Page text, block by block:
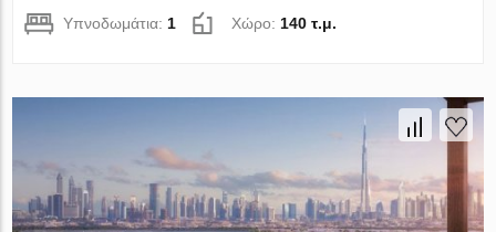
Υπνοδωμάτια:1 Χώρο:140 τ.μ.